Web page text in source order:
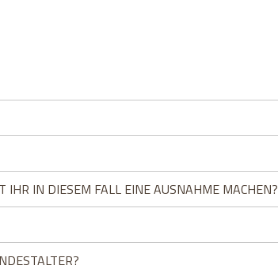
IN DIESEM FALL EINE AUSNAHME MACHEN?